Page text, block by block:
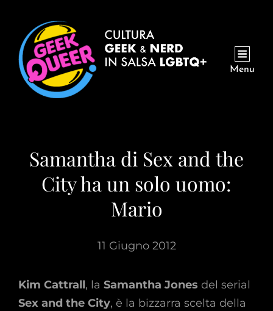
Menu
Samantha di Sex and the
City ha un solo uomo:
Mario
11 Giugno 2012
Kim Cattrall, la Samantha Jones del serial
Sex and the City, è la bizzarra scelta della